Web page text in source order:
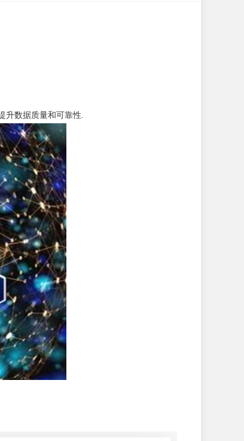
升数据质量和可靠性.